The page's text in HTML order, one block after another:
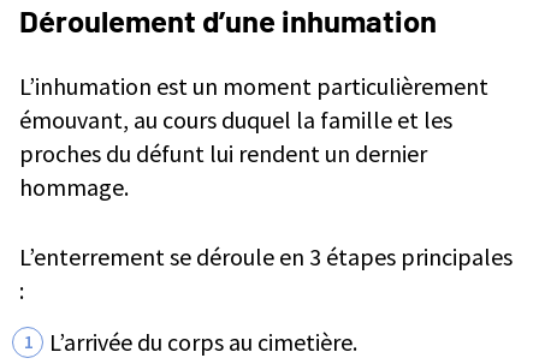
Déroulement d’une inhumation
L’inhumation est un moment particulièrement
émouvant, au cours duquel la famille et les
proches du défunt lui rendent un dernier
hommage.
L’enterrement se déroule en 3 étapes principales
:
L’arrivée du corps au cimetière.